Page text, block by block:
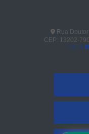
Rua Doutor
CEP: 13202-
0413